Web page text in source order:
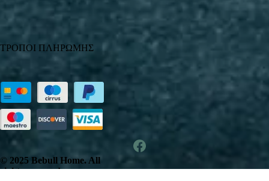
ΤΡΟΠΟΙ ΠΛΗΡΩΜΗΣ
© 2025 Bebull Home. All
rights reserved